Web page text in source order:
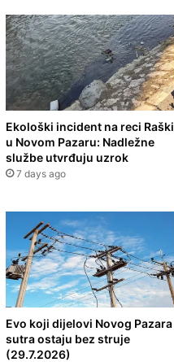
Ekološki incident na reci Raški
u Novom Pazaru: Nadležne
službe utvrđuju uzrok
7 days ago
Evo koji dijelovi Novog Pazara
sutra ostaju bez struje
(29.7.2026)